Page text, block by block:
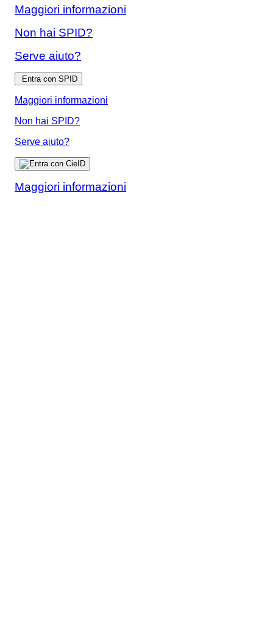
Maggiori informazioni
Non hai SPID?
Serve aiuto?
Entra con SPID
Maggiori informazioni
Non hai SPID?
Serve aiuto?
Maggiori informazioni